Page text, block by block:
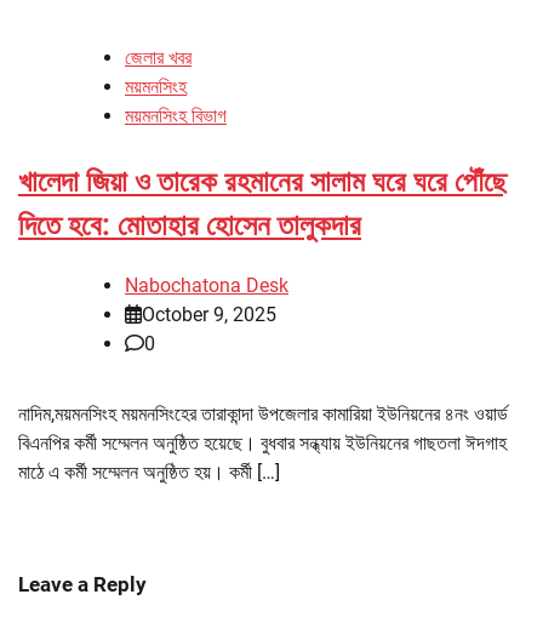
জেলার খবর
ময়মনসিংহ
ময়মনসিংহ বিভাগ
খালেদা জিয়া ও তারেক রহমানের সালাম ঘরে ঘরে পৌঁছে
দিতে হবে: মোতাহার হোসেন তালুকদার
Nabochatona Desk
October 9, 2025
0
নাদিম,ময়মনসিংহ ময়মনসিংহের তারাকান্দা উপজেলার কামারিয়া ইউনিয়নের ৪নং ওয়ার্ড
বিএনপির কর্মী সম্মেলন অনুষ্ঠিত হয়েছে। বুধবার সন্ধ্যায় ইউনিয়নের গাছতলা ঈদগাহ
মাঠে এ কর্মী সম্মেলন অনুষ্ঠিত হয়। কর্মী […]
Leave a Reply